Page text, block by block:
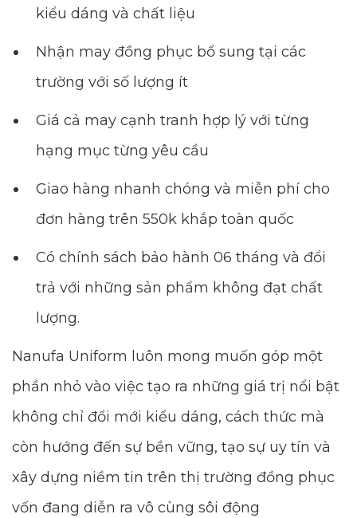
kiểu dáng và chất liệu
Nhận may đồng phục bổ sung tại các
trường với số lượng ít
Giá cả may cạnh tranh hợp lý với từng
hạng mục từng yêu cầu
Giao hàng nhanh chóng và miễn phí cho
đơn hàng trên 550k khắp toàn quốc
Có chính sách bảo hành 06 tháng và đổi
trả với những sản phẩm không đạt chất
lượng.
Nanufa Uniform luôn mong muốn góp một
phần nhỏ vào việc tạo ra những giá trị nổi bật
không chỉ đổi mới kiểu dáng, cách thức mà
còn hướng đến sự bền vững, tạo sự uy tín và
xây dựng niềm tin trên thị trường đồng phục
vốn đang diễn ra vô cùng sôi động